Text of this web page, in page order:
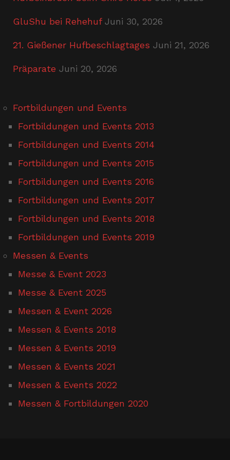
GluShu bei Rehehuf Juni 30, 2026
21. Gießener Hufbeschlagtages Juni 21, 2026
Präparate Juni 20, 2026
Fortbildungen und Events
Fortbildungen und Events 2013
Fortbildungen und Events 2014
Fortbildungen und Events 2015
Fortbildungen und Events 2016
Fortbildungen und Events 2017
Fortbildungen und Events 2018
Fortbildungen und Events 2019
Messen & Events
Messe & Event 2023
Messe & Event 2025
Messen & Event 2026
Messen & Events 2018
Messen & Events 2019
Messen & Events 2021
Messen & Events 2022
Messen & Fortbildungen 2020